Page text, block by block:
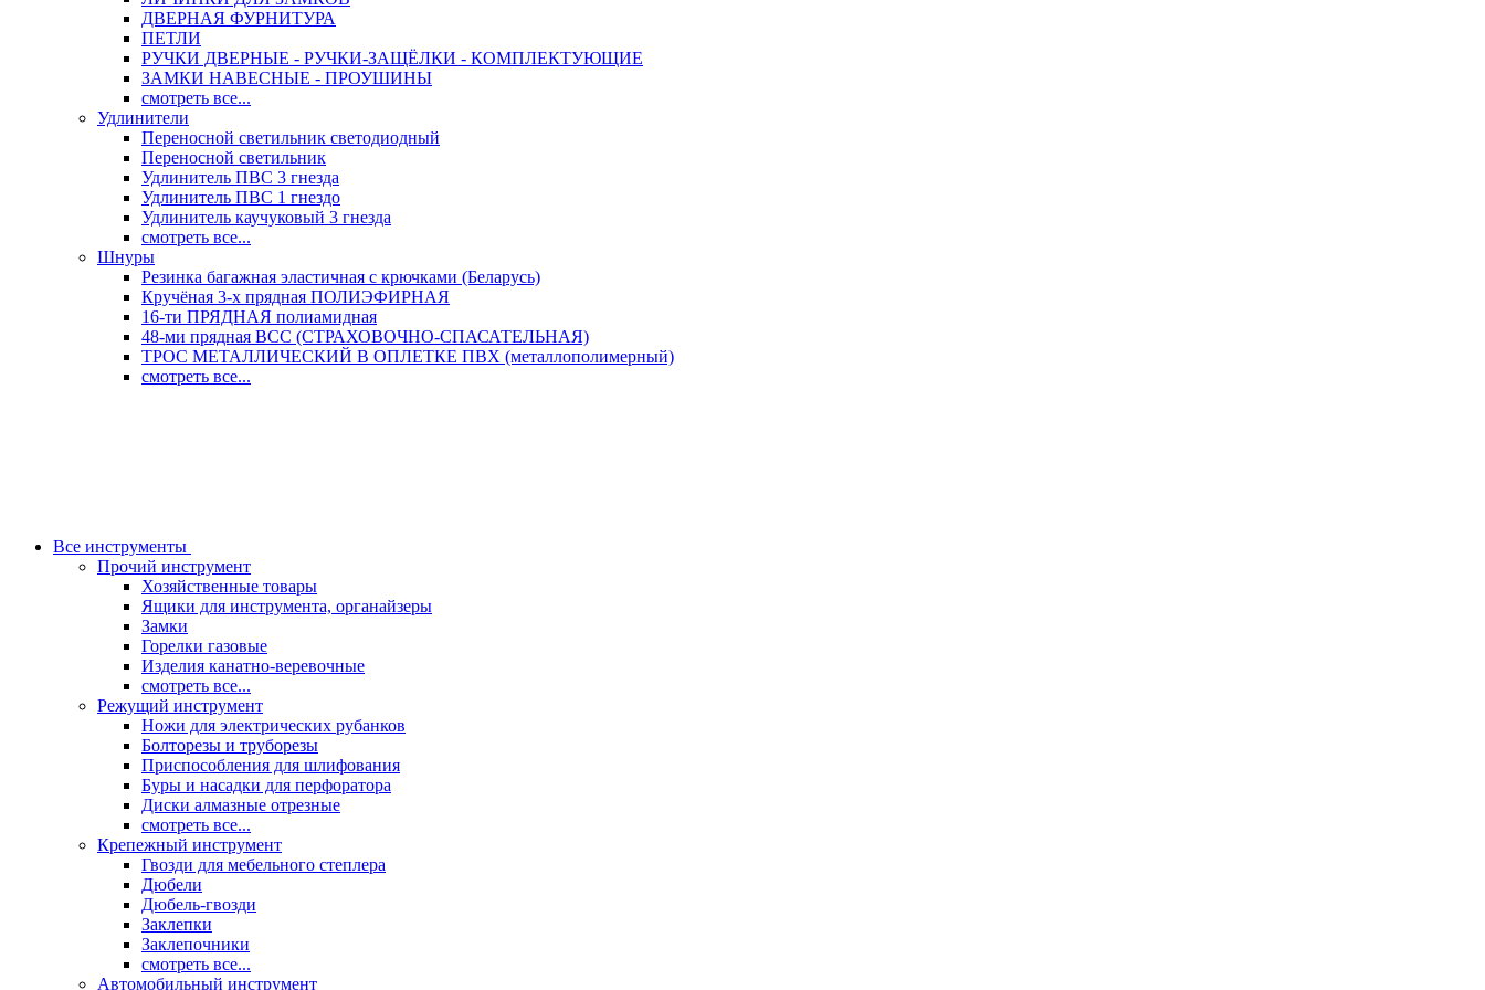
ДВЕРНАЯ ФУРНИТУРА
ПЕТЛИ
РУЧКИ ДВЕРНЫЕ - РУЧКИ-ЗАЩЁЛКИ - КОМПЛЕКТУЮЩИЕ
ЗАМКИ НАВЕСНЫЕ - ПРОУШИНЫ
смотреть все...
Удлинители
Переносной светильник светодиодный
Переносной светильник
Удлинитель ПВС 3 гнезда
Удлинитель ПВС 1 гнездо
Удлинитель каучуковый 3 гнезда
смотреть все...
Шнуры
Резинка багажная эластичная с крючками (Беларусь)
Кручёная 3-х прядная ПОЛИЭФИРНАЯ
16-ти ПРЯДНАЯ полиамидная
48-ми прядная ВСС (СТРАХОВОЧНО-СПАСАТЕЛЬНАЯ)
ТРОС МЕТАЛЛИЧЕСКИЙ В ОПЛЕТКЕ ПВХ (металлополимерный)
смотреть все...
Все инструменты
Прочий инструмент
Хозяйственные товары
Ящики для инструмента, органайзеры
Замки
Горелки газовые
Изделия канатно-веревочные
смотреть все...
Режущий инструмент
Ножи для электрических рубанков
Болторезы и труборезы
Приспособления для шлифования
Буры и насадки для перфоратора
Диски алмазные отрезные
смотреть все...
Крепежный инструмент
Гвозди для мебельного степлера
Дюбели
Дюбель-гвозди
Заклепки
Заклепочники
смотреть все...
Автомобильный инструмент